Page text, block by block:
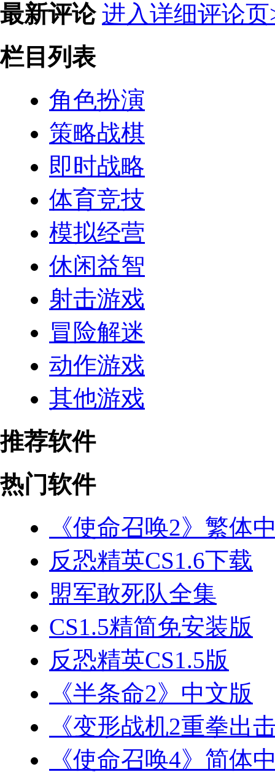
最新评论 进入详细评论页
栏目列表
角色扮演
策略战棋
即时战略
体育竞技
模拟经营
休闲益智
射击游戏
冒险解迷
动作游戏
其他游戏
推荐软件
热门软件
《使命召唤2》繁体
反恐精英CS1.6下载
盟军敢死队全集
CS1.5精简免安装版
反恐精英CS1.5版
《半条命2》中文版
《变形战机2重拳出
《使命召唤4》简体